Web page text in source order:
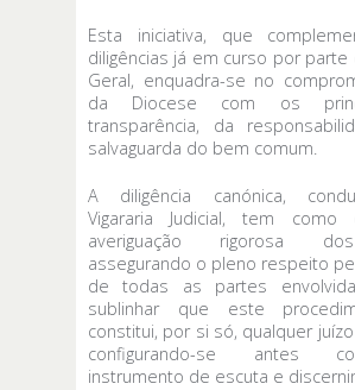
Esta iniciativa, que
diligências já em curso por parte
Geral, enquadra-se no
da Diocese com os
transparência, da
salvaguarda do bem comum.
A diligência canónica,
Vigararia Judicial, tem como
averiguação rigorosa
assegurando o pleno respeito
de todas as partes
sublinhar que este
constitui, por si só, qualquer
configurando-se antes
instrumento de escuta e